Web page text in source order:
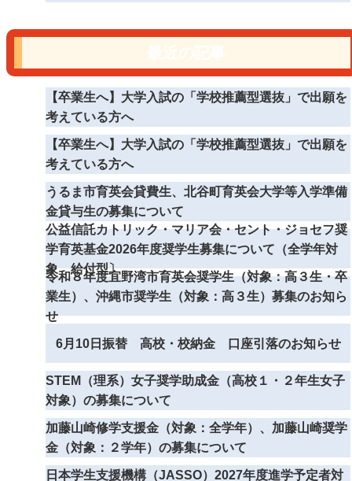
【卒業生へ】大学入試の「学校推薦型選抜」で出願を
考えている方へ
【卒業生へ】大学入試の「学校推薦型選抜」で出願を
考えている方へ
うるま市育英会貸費生、北谷町育英会大学等入学準備
金貸与生の募集について
公益信託カトリック・マリア会・セント・ジョセフ奨
学育英基金2026年度奨学生募集について（全学年対
象 給付型〕
令和８年度宜野湾市育英会奨学生（対象：高３生・卒
業生）、沖縄市奨学生（対象：高３生）募集のお知ら
せ
6月10日振替 高校・校納金 口座引落のお知らせ
STEM（理系）女子奨学助成金（高校１・２年生女子
対象）の募集について
加藤山崎修学支援金（対象：全学年）、加藤山崎奨学
金（対象：２学年）の募集について
日本学生支援機構（JASSO）2027年度進学予定者対